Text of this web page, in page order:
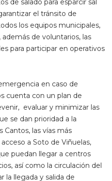
de salado para esparcir sal
el tránsito de
los equipos municipales,
de voluntarios, las
para participar en operativos
en caso de
cuenta con un plan de
evaluar y minimizar las
se dan prioridad a la
Cantos, las vías más
a Soto de Viñuelas,
puedan llegar a centros
así como la circulación del
la llegada y salida de